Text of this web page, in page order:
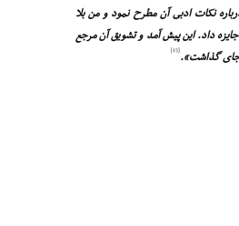
نکات ادبى آن مطرح نمود و من بلا
داد. این پیش آمد و تشویق آن مرجع
جاى گذاشت».[15]